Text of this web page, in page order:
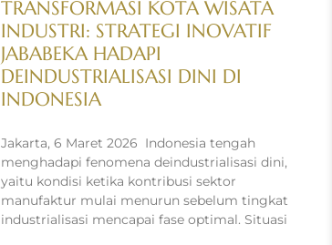
TRANSFORMASI KOTA WISATA
INDUSTRI: STRATEGI INOVATIF
JABABEKA HADAPI
DEINDUSTRIALISASI DINI DI
INDONESIA
Jakarta, 6 Maret 2026 Indonesia tengah
menghadapi fenomena deindustrialisasi dini,
yaitu kondisi ketika kontribusi sektor
manufaktur mulai menurun sebelum tingkat
industrialisasi mencapai fase optimal. Situasi